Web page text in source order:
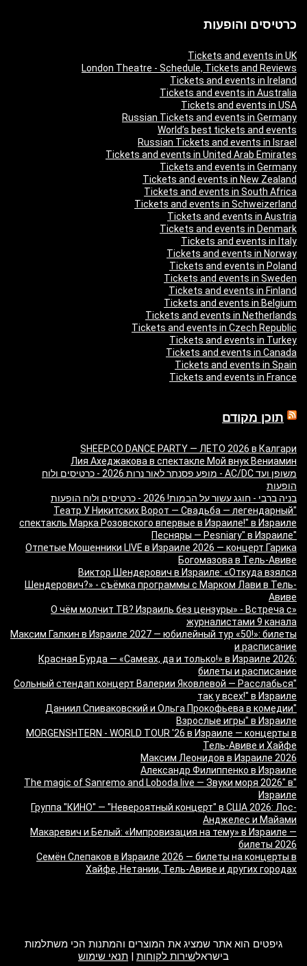
כרטיסים והופעות
Tickets and events in UK
London Theatre - Schedule, Tickets and Reviews
Tickets and events in Ireland
Tickets and events in Australia
Tickets and events in USA
Russian Tickets and events in Germany
World’s best tickets and events
Russian Tickets and events in Israel
Tickets and events in United Arab Emirates
Tickets and events in Germany
Tickets and events in New Zealand
Tickets and events in South Africa
Tickets and events in Schweizerland
Tickets and events in Austria
Tickets and events in Denmark
Tickets and events in Italy
Tickets and events in Norway
Tickets and events in Poland
Tickets and events in Sweden
Tickets and events in Finland
Tickets and events in Belgium
Tickets and events in Netherlands
Tickets and events in Czech Republic
Tickets and events in Turkey
Tickets and events in Canada
Tickets and events in Spain
Tickets and events in France
תוכן מקודם
SHEEP.CO DANCE PARTY — ЛЕТО 2026 в Калгари
Лия Ахеджакова в спектакле Мой внук Вениамин
משופן ועד AC/DC - מופע פסנתר לאור נרות 2026 - כרטיסים ולוח
הופעות
בניה ברבי - חוגג עשור על הבמות! 2026 - כרטיסים ולוח הופעות
"Театр У Никитских Ворот — Свадьба — легендарный
спектакль Марка Розовского впервые в Израиле!" в Израиле
"Песняры — Pesniary" в Израиле
Отпетые Мошенники LIVE в Израиле 2026 — концерт Гарика
Богомазова в Тель-Авиве
Виктор Шендерович в Израиле: «Откуда взялся
Шендерович?» - съёмка программы с Марком Лави в Тель-
Авиве
«О чём молчит ТВ? Израиль без цензуры» - Встреча с
журналистами 9 канала
Максим Галкин в Израиле 2027 — юбилейный тур «50!»: билеты
и расписание
Красная Бурда — «Самеах, да и только!» в Израиле 2026:
билеты и расписание
"Сольный стендап концерт Валерии Яковлевой — Расслабься
так у всех!" в Израиле
"Даниил Спиваковский и Ольга Прокофьева в комедии
Взрослые игры" в Израиле
MORGENSHTERN - WORLD TOUR '26 в Израиле — концерты в
Тель-Авиве и Хайфе
Максим Леонидов в Израиле 2026
Александр Филиппенко в Израиле
"The magic of Sanremo and Loboda live — Звуки моря 2026" в
Израиле
Группа "КИНО" — "Невероятный концерт" в США 2026: Лос-
Анджелес и Майами
Макаревич и Белый: «Импровизация на тему» в Израиле —
билеты 2026
Семён Слепаков в Израиле 2026 — билеты на концерты в
Хайфе, Нетании, Тель-Авиве и других городах
גיפטים הוא אתר שמציג את המוצרים והמתנות הכי משתלמות
בישראלשירות לקוחות | תנאי שימוש